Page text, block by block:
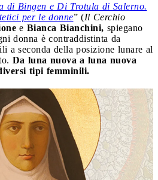
di Bingen e Di Trotula di Salerno.
per le donne” (Il Cerchio
e Bianca Bianchini, spiegano
donna è contraddistinta da
a seconda della posizione lunare al
Da luna nuova a luna nuova
tipi femminili.